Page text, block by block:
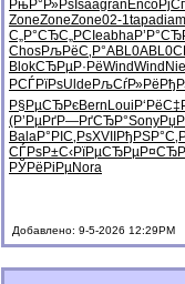
РњР°Р»Рѕ Isaagran Enco
ZoneZoneZone02-1tapadiam
С„Р°СЂС„PCIeabha
ChosРљРёС‚Р°ABL0ABL0
BlokСЂРµР·РёWindWind Niel
РСЃРїРѕUlde РљСѓР»Рё
Р§РµСЂРєBern Loui
(Р’РµРґР—РґСЂР°Sony
BalaР°РІС‚РѕXVII РђРЅР°С‚
СЃРѕР±С‹РїРµСЂРµ
РЎРёРіРµNora
Добавлено: 9-5-2026 12:29PM